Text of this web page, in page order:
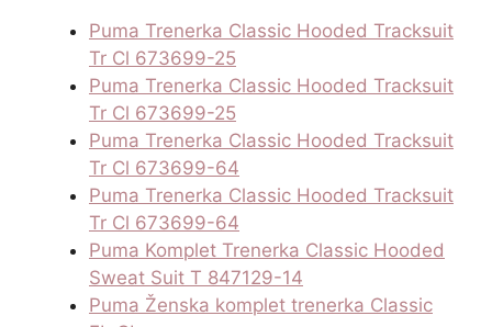
Puma Trenerka Classic Hooded Tracksuit
Tr Cl 673699-25
Puma Trenerka Classic Hooded Tracksuit
Tr Cl 673699-25
Puma Trenerka Classic Hooded Tracksuit
Tr Cl 673699-64
Puma Trenerka Classic Hooded Tracksuit
Tr Cl 673699-64
Puma Komplet Trenerka Classic Hooded
Sweat Suit T 847129-14
Puma Ženska komplet trenerka Classic